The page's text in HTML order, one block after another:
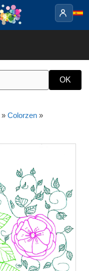
» Colorzen »